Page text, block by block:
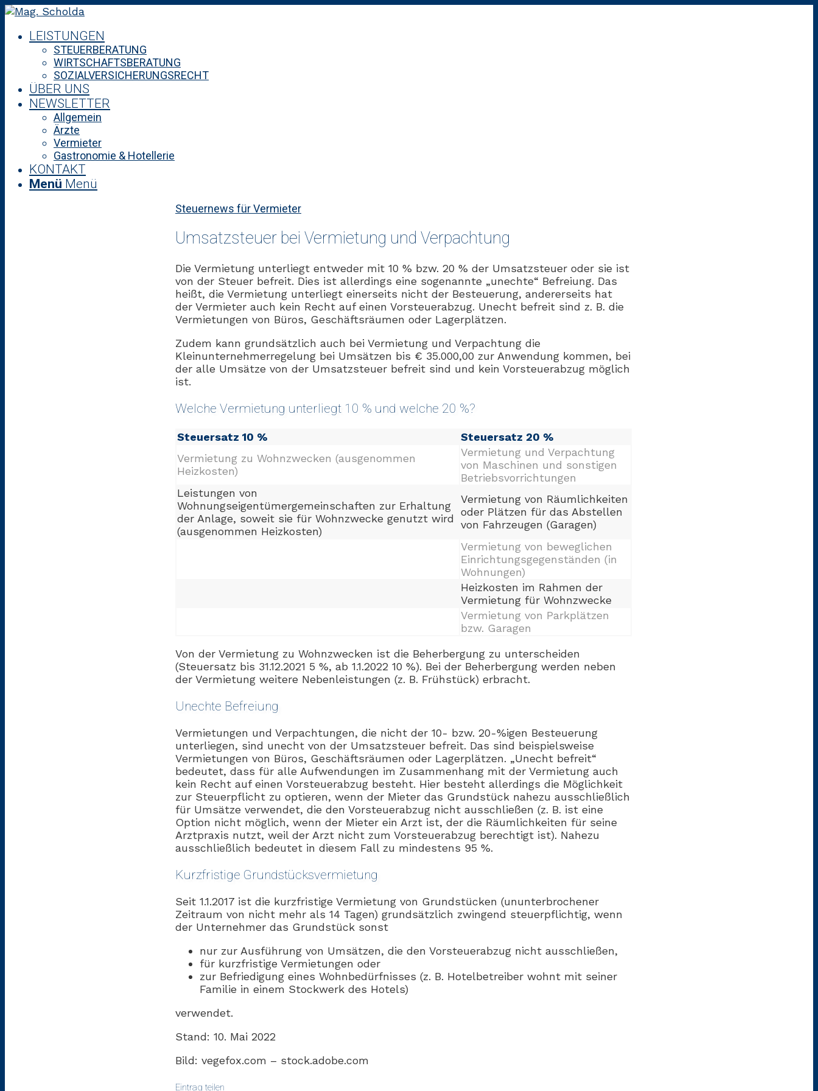
LEISTUNGEN
STEUERBERATUNG
WIRTSCHAFTSBERATUNG
SOZIALVERSICHERUNGSRECHT
ÜBER UNS
NEWSLETTER
Allgemein
Ärzte
Vermieter
Gastronomie & Hotellerie
KONTAKT
Menü Menü
Steuernews für Vermieter
Umsatzsteuer bei Vermietung und Verpachtung
Die Vermietung unterliegt entweder mit 10 % bzw. 20 % der Umsatzsteuer oder sie ist
von der Steuer befreit. Dies ist allerdings eine sogenannte „unechte“ Befreiung. Das
heißt, die Vermietung unterliegt einerseits nicht der Besteuerung, andererseits hat
der Vermieter auch kein Recht auf einen Vorsteuerabzug. Unecht befreit sind z. B. die
Vermietungen von Büros, Geschäftsräumen oder Lagerplätzen.
Zudem kann grundsätzlich auch bei Vermietung und Verpachtung die
Kleinunternehmerregelung bei Umsätzen bis € 35.000,00 zur Anwendung kommen, bei
der alle Umsätze von der Umsatzsteuer befreit sind und kein Vorsteuerabzug möglich
ist.
Welche Vermietung unterliegt 10 % und welche 20 %?
Steuersatz 10 %
Steuersatz 20 %
Vermietung zu Wohnzwecken (ausgenommen
Heizkosten)
Vermietung und Verpachtung
von Maschinen und sonstigen
Betriebsvorrichtungen
Leistungen von
Wohnungseigentümergemeinschaften zur Erhaltung
der Anlage, soweit sie für Wohnzwecke genutzt wird
(ausgenommen Heizkosten)
Vermietung von Räumlichkeiten
oder Plätzen für das Abstellen
von Fahrzeugen (Garagen)
Vermietung von beweglichen
Einrichtungsgegenständen (in
Wohnungen)
Heizkosten im Rahmen der
Vermietung für Wohnzwecke
Vermietung von Parkplätzen
bzw. Garagen
Von der Vermietung zu Wohnzwecken ist die Beherbergung zu unterscheiden
(Steuersatz bis 31.12.2021 5 %, ab 1.1.2022 10 %). Bei der Beherbergung werden neben
der Vermietung weitere Nebenleistungen (z. B. Frühstück) erbracht.
Unechte Befreiung
Vermietungen und Verpachtungen, die nicht der 10- bzw. 20-%igen Besteuerung
unterliegen, sind unecht von der Umsatzsteuer befreit. Das sind beispielsweise
Vermietungen von Büros, Geschäftsräumen oder Lagerplätzen. „Unecht befreit“
bedeutet, dass für alle Aufwendungen im Zusammenhang mit der Vermietung auch
kein Recht auf einen Vorsteuerabzug besteht. Hier besteht allerdings die Möglichkeit
zur Steuerpflicht zu optieren, wenn der Mieter das Grundstück nahezu ausschließlich
für Umsätze verwendet, die den Vorsteuerabzug nicht ausschließen (z. B. ist eine
Option nicht möglich, wenn der Mieter ein Arzt ist, der die Räumlichkeiten für seine
Arztpraxis nutzt, weil der Arzt nicht zum Vorsteuerabzug berechtigt ist). Nahezu
ausschließlich bedeutet in diesem Fall zu mindestens 95 %.
Kurzfristige Grundstücksvermietung
Seit 1.1.2017 ist die kurzfristige Vermietung von Grundstücken (ununterbrochener
Zeitraum von nicht mehr als 14 Tagen) grundsätzlich zwingend steuerpflichtig, wenn
der Unternehmer das Grundstück sonst
nur zur Ausführung von Umsätzen, die den Vorsteuerabzug nicht ausschließen,
für kurzfristige Vermietungen oder
zur Befriedigung eines Wohnbedürfnisses (z. B. Hotelbetreiber wohnt mit seiner
Familie in einem Stockwerk des Hotels)
verwendet.
Stand: 10. Mai 2022
Bild: vegefox.com – stock.adobe.com
Eintrag teilen